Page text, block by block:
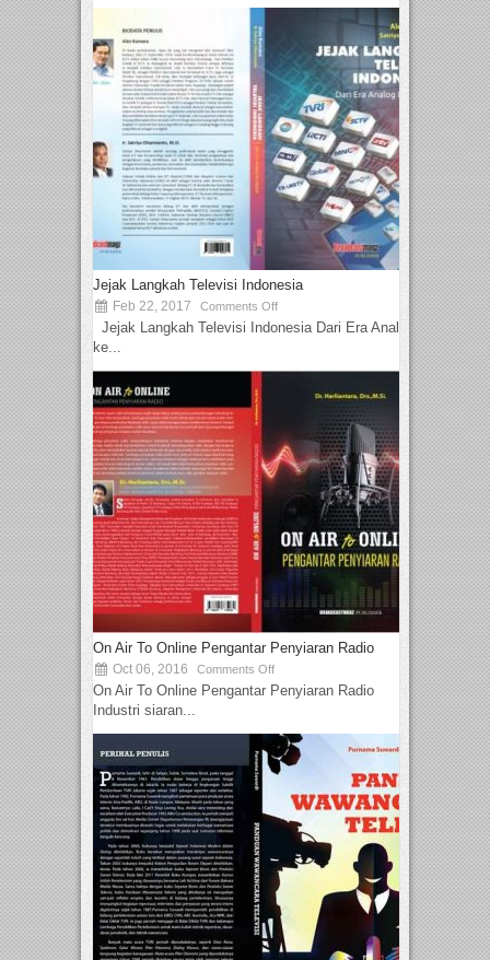
Jejak Langkah Televisi Indonesia
Feb 22, 2017 Comments Off
Jejak Langkah Televisi Indonesia Dari Era Analog
ke...
On Air To Online Pengantar Penyiaran Radio
Oct 06, 2016 Comments Off
On Air To Online Pengantar Penyiaran Radio
Industri siaran...